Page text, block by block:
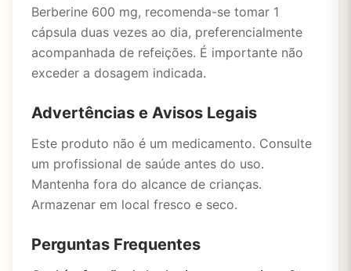
Berberine 600 mg, recomenda-se tomar 1
cápsula duas vezes ao dia, preferencialmente
acompanhada de refeições. É importante não
exceder a dosagem indicada.
Advertências e Avisos Legais
Este produto não é um medicamento. Consulte
um profissional de saúde antes do uso.
Mantenha fora do alcance de crianças.
Armazenar em local fresco e seco.
Perguntas Frequentes